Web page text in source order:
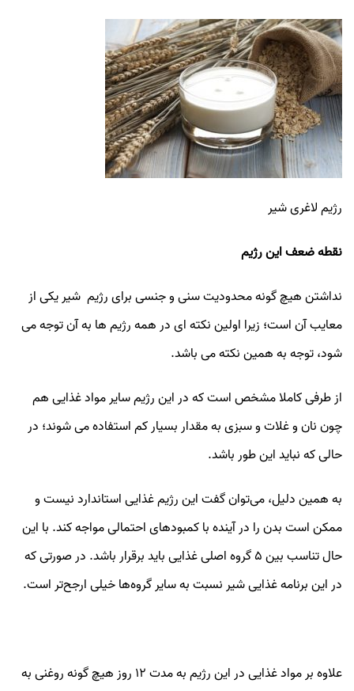
رژیم لاغری شیر
نقطه ضعف این رژیم
نداشتن هیچ گونه محدودیت سنی و جنسی برای رژیم شیر یکی از
معایب آن است؛ زیرا اولین نکته ای در همه رژیم ها به آن توجه می
شود، توجه به همین نکته می باشد.
از طرفی کاملا مشخص است که در این رژیم سایر مواد غذایی هم
چون نان و غلات و سبزی به مقدار بسیار کم استفاده می شوند؛ در
حالی که نباید این طور باشد.
به همین دلیل، می‌توان گفت این رژیم غذایی استاندارد نیست و
ممکن است بدن را در آینده با کمبودهای احتمالی مواجه کند. با این
حال تناسب بین 5 گروه اصلی غذایی باید برقرار باشد. در صورتی که
در این برنامه غذایی شیر نسبت به سایر گروه‌ها خیلی ارجح‌تر است.
علاوه بر مواد غذایی در این رژیم به مدت 12 روز هیچ گونه روغنی به